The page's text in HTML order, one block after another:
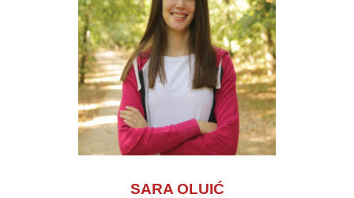
SARA OLUIĆ